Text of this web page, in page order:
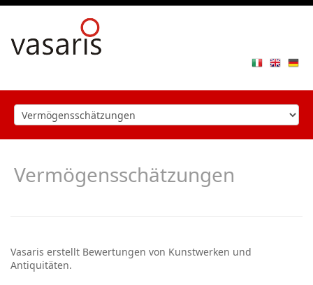
Vermögensschätzungen
Vasaris erstellt Bewertungen von Kunstwerken und
Antiquitäten.